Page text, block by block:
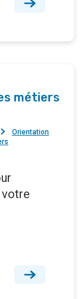
métiers
Orientation